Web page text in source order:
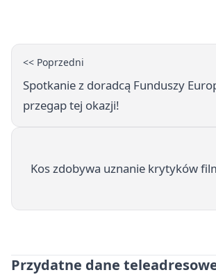
<< Poprzedni
Spotkanie z doradcą Funduszy
przegap tej okazji!
Kos zdobywa uznanie krytyków
Przydatne dane